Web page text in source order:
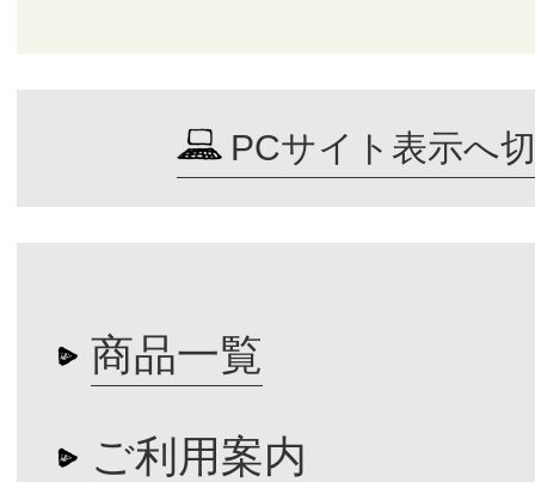
PCサイト表示へ
商品一覧
ご利用案内